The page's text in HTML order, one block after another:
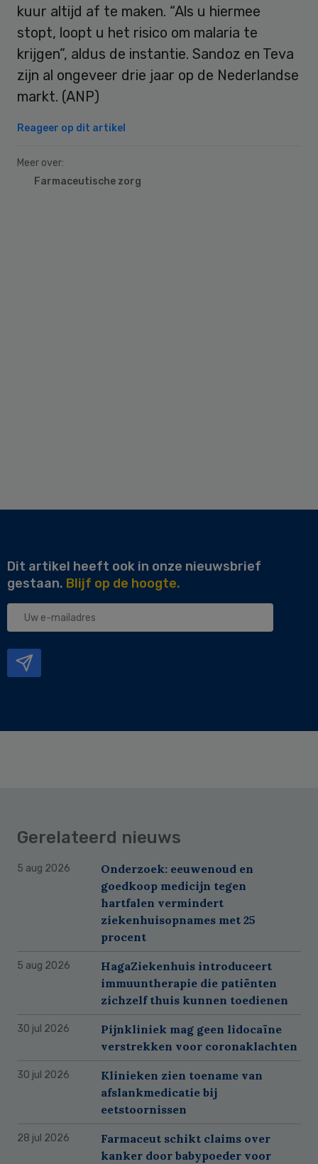
kuur altijd af te maken. “Als u hiermee
stopt, loopt u het risico om malaria te
krijgen”, aldus de instantie. Sandoz en Teva
zijn al ongeveer drie jaar op de Nederlandse
markt. (ANP)
Reageer op dit artikel
Meer over:
Farmaceutische zorg
Dit artikel heeft ook in onze nieuwsbrief
gestaan. Blijf op de hoogte.
Uw
Gerelateerd nieuws
5 aug 2026
Onderzoek: eeuwenoud en
goedkoop medicijn tegen
hartfalen vermindert
ziekenhuisopnames met 25
procent
5 aug 2026
HagaZiekenhuis introduceert
immuuntherapie die patiënten
zichzelf thuis kunnen toedienen
30 jul 2026
Pijnkliniek mag geen lidocaïne
verstrekken voor coronaklachten
30 jul 2026
Klinieken zien toename van
afslankmedicatie bij
eetstoornissen
28 jul 2026
Farmaceut schikt claims over
kanker door babypoeder voor